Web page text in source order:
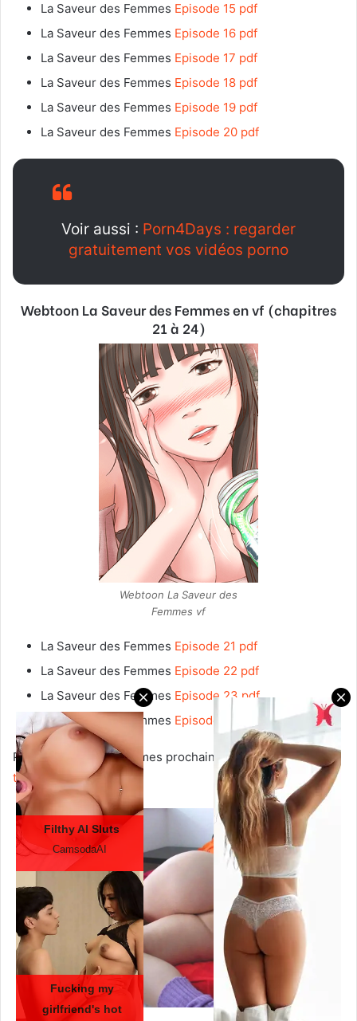
Filthy AI Sluts
CamsodaAI
Fucking my
girlfriend's hot
La Saveur des Femmes Episode 15 pdf
La Saveur des Femmes Episode 16 pdf
La Saveur des Femmes Episode 17 pdf
La Saveur des Femmes Episode 18 pdf
La Saveur des Femmes Episode 19 pdf
La Saveur des Femmes Episode 20 pdf
Voir aussi : Porn4Days : regarder
gratuitement vos vidéos porno
Webtoon La Saveur des Femmes en vf (chapitres
21 à 24)
Webtoon La Saveur des
Femmes vf
La Saveur des Femmes Episode 21 pdf
La Saveur des Femmes Episode 22 pdf
La Saveur des Femmes Episode 23 pdf
La Saveur des Femmes Episode 24 pdf (FIN)
Pour les annonces de mes prochains webtoon voici le lien
télégramme.